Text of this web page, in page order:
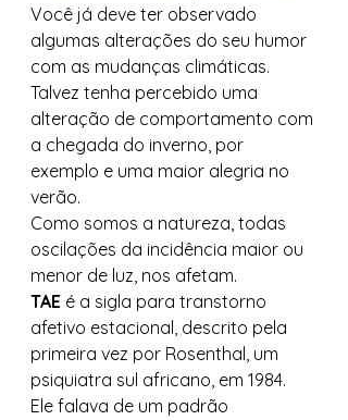
Você já deve ter observado
algumas alterações do seu humor
com as mudanças climáticas.
Talvez tenha percebido uma
alteração de comportamento com
a chegada do inverno, por
exemplo e uma maior alegria no
verão.
Como somos a natureza, todas
oscilações da incidência maior ou
menor de luz, nos afetam.
TAE é a sigla para transtorno
afetivo estacional, descrito pela
primeira vez por Rosenthal, um
psiquiatra sul africano, em 1984.
Ele falava de um padrão